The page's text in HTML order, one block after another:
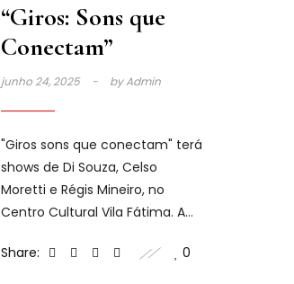
“Giros: Sons que
Conectam”
junho 24, 2025 byAdmin
"Giros sons que conectam" terá
shows de Di Souza, Celso
Moretti e Régis Mineiro, no
Centro Cultural Vila Fátima. A
Share:
0